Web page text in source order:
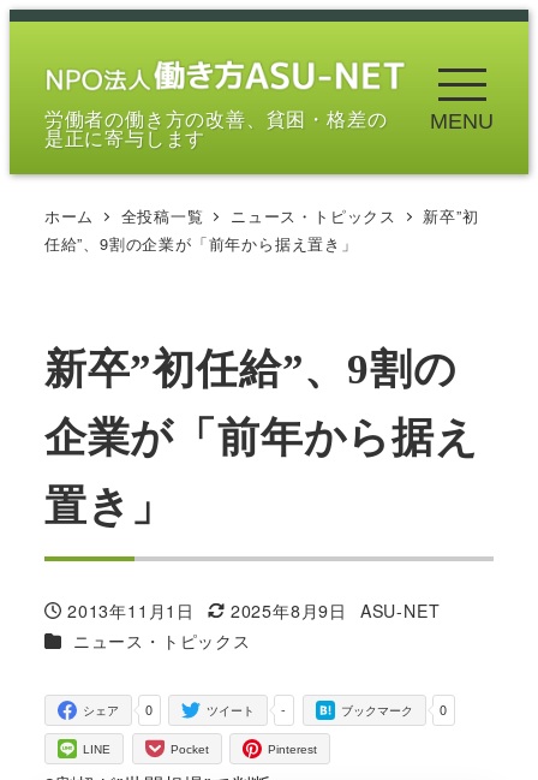
メ
労働者の働き方の改善、貧困・格差の
是正に寄与します
MENU
ホーム 全投稿一覧 ニュース・トピックス
新卒”初
任給”、9割の企業が「前年から据え置き」
新卒”初任給”、9割の
企業が「前年から据え
置き」
投稿日
2013年11月1日
更新日
2025年8月9日
著
ASU-NET
カテゴリー
ニュース・トピックス
0
シェア -
ツイート 0
ブックマーク
LINE Pocket Pinterest